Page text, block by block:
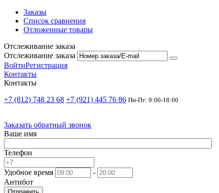
Заказы
Список сравнения
Отложенные товары
Отслеживание заказа
Отслеживание заказа
ВойтиРегистрация
Контакты
Контакты
+7 (812) 748 23 68 +7 (921) 445 76 86 Пн-Пт: 9:00-18:00
Заказать обратный звонок
Ваше имя
Телефон
Удобное время
-
Антибот